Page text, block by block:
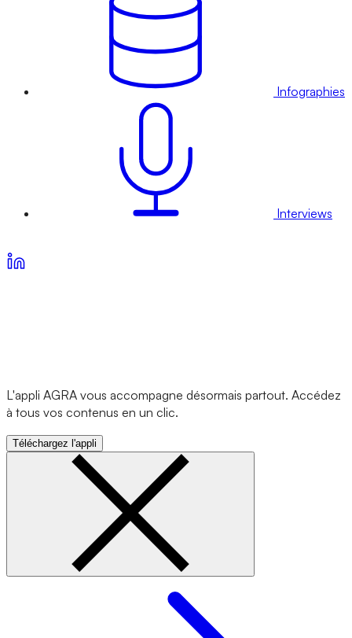
Infographies
Interviews
L'appli AGRA vous accompagne désormais partout. Accédez
à tous vos contenus en un clic.
Téléchargez l'appli